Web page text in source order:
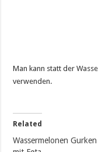
Man kann statt der
verwenden.
Related
Wassermelonen